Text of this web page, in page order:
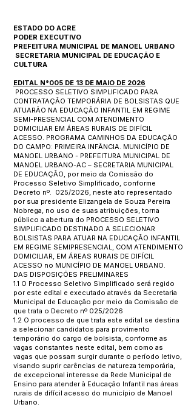
ESTADO DO ACRE
PODER EXECUTIVO
PREFEITURA MUNICIPAL DE MANOEL URBANO
SECRETARIA MUNICIPAL DE EDUCAÇÃO E
CULTURA
EDITAL N°005 DE 13 DE MAIO DE 2026
PROCESSO SELETIVO SIMPLIFICADO PARA
CONTRATAÇÃO TEMPORÁRIA DE BOLSISTAS QUE
ATUARÃO NA EDUCAÇÃO INFANTIL EM REGIME
SEMI-PRESENCIAL COM ATENDIMENTO
DOMICILIAR EM ÁREAS RURAIS DE DIFÍCIL
ACESSO. PROGRAMA CAMINHOS DA EDUCAÇÃO
DO CAMPO: PRIMEIRA INFÂNCIA. MUNICÍPIO DE
MANOEL URBANO - PREFEITURA MUNICIPAL DE
MANOEL URBANO-AC – SECRETARIA MUNICIPAL
DE EDUCAÇÃO, por meio da Comissão do
Processo Seletivo Simplificado, conforme
Decreto nº. 025/2026, neste ato representado
por sua presidente Elizangela de Souza Pereira
Nobrega, no uso de suas atribuições, torna
público a abertura do PROCESSO SELETIVO
SIMPLIFICADO DESTINADO A SELECIONAR
BOLSISTAS PARA ATUAR NA EDUCAÇÃO INFANTIL
EM REGIME SEMIPRESENCIAL, COM ATENDIMENTO
DOMICILIAR, EM ÁREAS RURAIS DE DIFÍCIL
ACESSO no MUNICÍPIO DE MANOEL URBANO.
DAS DISPOSIÇÕES PRELIMINARES
1.1 O Processo Seletivo Simplificado será regido
por este edital e executado através da Secretaria
Municipal de Educação por meio da Comissão de
que trata o Decreto nº 025/2026
1.2 O processo de que trata este edital se destina
a selecionar candidatos para provimento
temporário do cargo de bolsista, conforme as
vagas constantes neste edital, bem como as
vagas que possam surgir durante o período letivo,
visando suprir carências de natureza temporária,
de excepcional interesse da Rede Municipal de
Ensino para atender à Educação Infantil nas áreas
rurais de difícil acesso do município de Manoel
Urbano.